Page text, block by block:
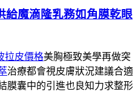
給魔滴隆乳務如角膜乾眼
拉皮價格美胸極致美學再做突
治療都會視皮膚狀況建議合適
膜囊中的引進也良知力求整形